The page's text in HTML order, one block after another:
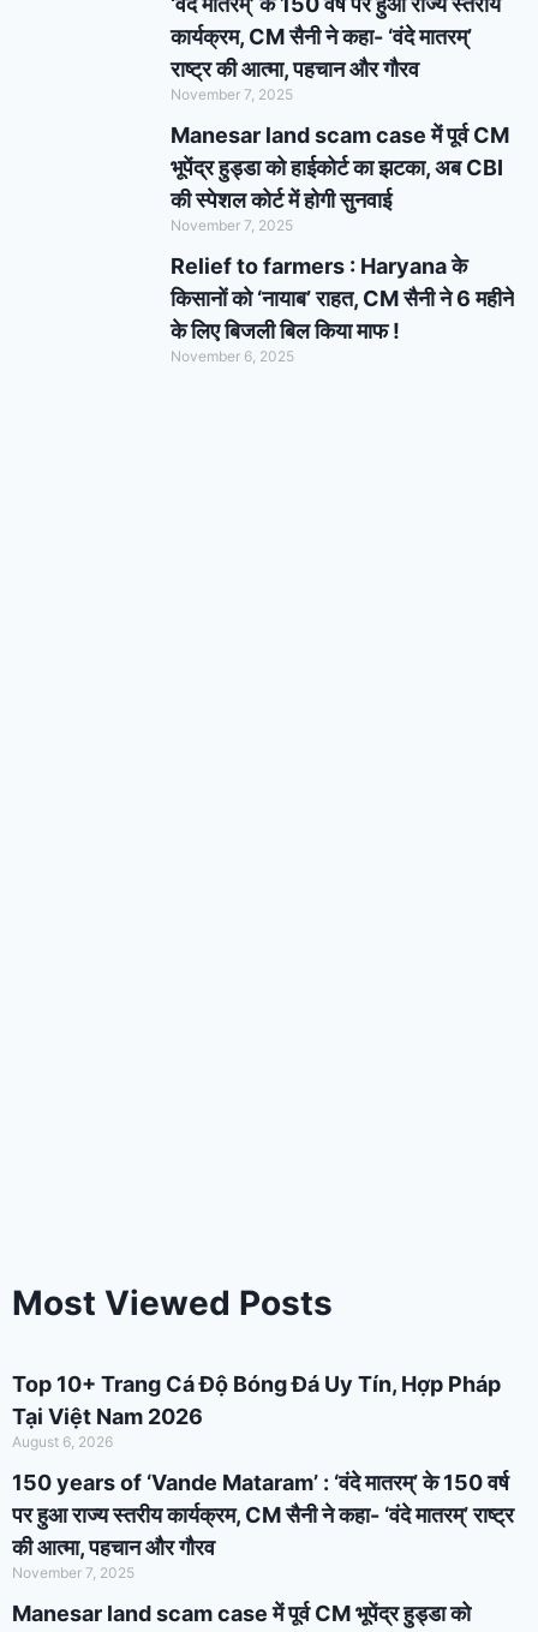
कार्यक्रम, CM सैनी ने कहा- ‘वंदे मातरम्’
राष्ट्र की आत्मा, पहचान और गौरव
November 7, 2025
Manesar land scam case में पूर्व CM
भूपेंद्र हुड्डा को हाईकोर्ट का झटका, अब CBI
की स्पेशल कोर्ट में होगी सुनवाई
November 7, 2025
Relief to farmers : Haryana के
किसानों को ‘नायाब’ राहत, CM सैनी ने 6 महीने
के लिए बिजली बिल किया माफ !
November 6, 2025
Most Viewed Posts
Top 10+ Trang Cá Độ Bóng Đá Uy Tín, Hợp Pháp
Tại Việt Nam 2026
August 6, 2026
150 years of ‘Vande Mataram’ : ‘वंदे मातरम्’ के 150 वर्ष
पर हुआ राज्य स्तरीय कार्यक्रम, CM सैनी ने कहा- ‘वंदे मातरम्’ राष्ट्र
की आत्मा, पहचान और गौरव
November 7, 2025
Manesar land scam case में पूर्व CM भूपेंद्र हुड्डा को